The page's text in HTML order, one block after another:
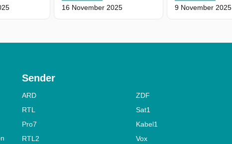
16 November 2025 9 November 2025
Sender
ARD
ZDF
RTL
Sat1
Pro7
Kabel1
RTL2
Vox